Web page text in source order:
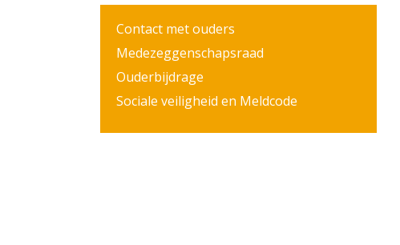
Contact met ouders
Medezeggenschapsraad
Ouderbijdrage
Sociale veiligheid en Meldcode